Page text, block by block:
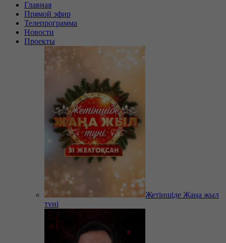
Главная
Прямой эфир
Телепрограмма
Новости
Проекты
Жетіншіде Жаңа жыл
түні